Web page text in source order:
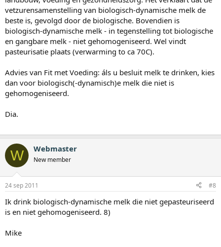
vetzurensamenstelling van biologisch-dynamische melk de
beste is, gevolgd door de biologische. Bovendien is
biologisch-dynamische melk - in tegenstelling tot biologische
en gangbare melk - niet gehomogeniseerd. Wel vindt
pasteurisatie plaats (verwarming to ca 70C).
Advies van Fit met Voeding: áls u besluit melk te drinken, kies
dan voor biologisch(-dynamisch)e melk die niet is
gehomogeniseerd.
Dia.
W Webmaster
New member
24 sep 2011 #8
Ik drink biologisch-dynamische melk die niet gepasteuriseerd
is en niet gehomogeniseerd. 8)
Mike